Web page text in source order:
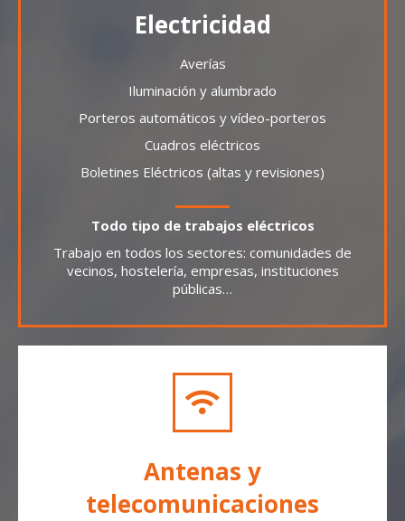
Electricidad
Averías
Iluminación y alumbrado
Porteros automáticos y vídeo-porteros
Cuadros eléctricos
Boletines Eléctricos (altas y revisiones)
Todo tipo de trabajos eléctricos
Trabajo en todos los sectores: comunidades de
vecinos, hostelería, empresas, instituciones
públicas…
Antenas y
telecomunicaciones